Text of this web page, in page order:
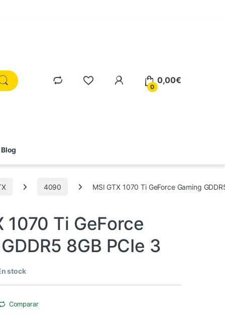
0
0,00€
Blog
4090 MSI GTX 1070 Ti GeForce Gaming
1070 Ti GeForce
8GB PCIe 3
stock
Comparar